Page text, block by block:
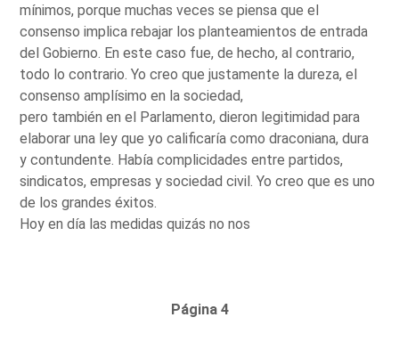
mínimos, porque muchas veces se piensa que el
consenso implica rebajar los planteamientos de entrada
del Gobierno. En este caso fue, de hecho, al contrario,
todo lo contrario. Yo creo que justamente la dureza, el
consenso amplísimo en la sociedad,
pero también en el Parlamento, dieron legitimidad para
elaborar una ley que yo calificaría como draconiana, dura
y contundente. Había complicidades entre partidos,
sindicatos, empresas y sociedad civil. Yo creo que es uno
de los grandes éxitos.
Hoy en día las medidas quizás no nos
Página 4